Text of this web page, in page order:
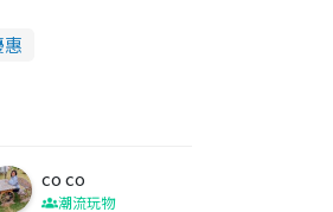
co co
潮流玩物